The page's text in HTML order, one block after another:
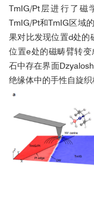
TmIG/Pt层进行了
TmIG/Pt和TmIG区域
果对比发现位置d处的
位置e处的磁畴臂转
石中存在界面
绝缘体中的手性自旋织